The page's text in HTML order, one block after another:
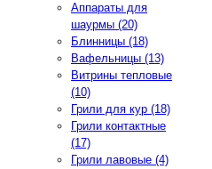
Аппараты для
шаурмы (20)
Блинницы (18)
Вафельницы (13)
Витрины тепловые
(10)
Грили для кур (18)
Грили контактные
(17)
Грили лавовые (4)